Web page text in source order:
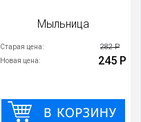
Мыльница
Старая цена: 282 Р
Новая цена: 245 Р